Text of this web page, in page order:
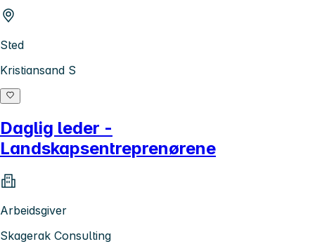
Sted
Kristiansand S
Daglig leder -
Landskapsentreprenørene
Arbeidsgiver
Skagerak Consulting